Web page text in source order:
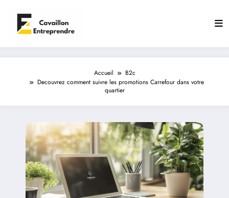
Accueil
B2c
Decouvrez comment suivre les promotions Carrefour dans votre
quartier